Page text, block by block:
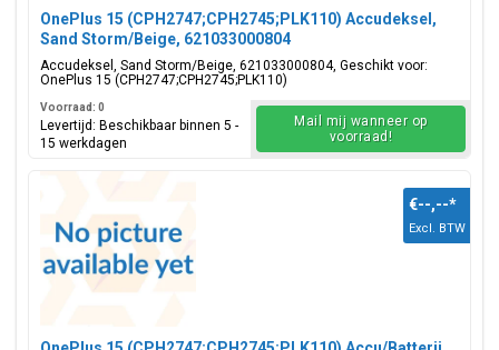
OnePlus 15 (CPH2747;CPH2745;PLK110) Accudeksel,
Sand Storm/Beige, 621033000804
Accudeksel, Sand Storm/Beige, 621033000804, Geschikt voor:
OnePlus 15 (CPH2747;CPH2745;PLK110)
Voorraad: 0
Levertijd: Beschikbaar binnen 5 -
15 werkdagen
Mail mij wanneer op
voorraad!
€--,--*
Excl. BTW